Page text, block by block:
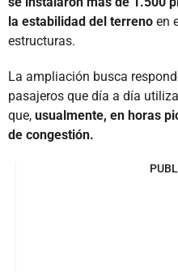
la estabilidad del terreno en
estructuras.
La ampliación busca
pasajeros que día a día
que, usualmente, en horas
de congestión.